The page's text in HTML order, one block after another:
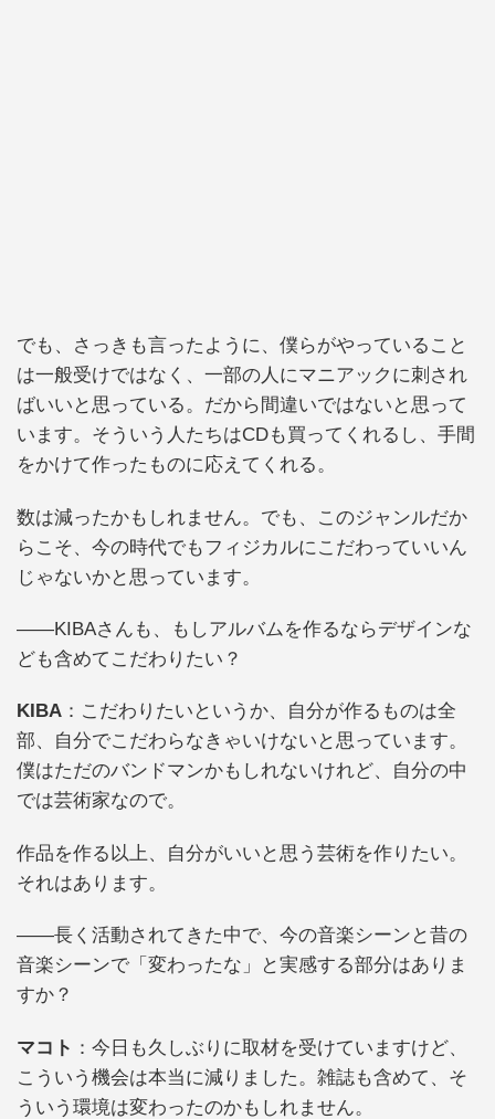
でも、さっきも言ったように、僕らがやっていること
は一般受けではなく、一部の人にマニアックに刺され
ばいいと思っている。だから間違いではないと思って
います。そういう人たちはCDも買ってくれるし、手間
をかけて作ったものに応えてくれる。
数は減ったかもしれません。でも、このジャンルだか
らこそ、今の時代でもフィジカルにこだわっていいん
じゃないかと思っています。
――KIBAさんも、もしアルバムを作るならデザインな
ども含めてこだわりたい？
KIBA ：こだわりたいというか、自分が作るものは全
部、自分でこだわらなきゃいけないと思っています。
僕はただのバンドマンかもしれないけれど、自分の中
では芸術家なので。
作品を作る以上、自分がいいと思う芸術を作りたい。
それはあります。
――長く活動されてきた中で、今の音楽シーンと昔の
音楽シーンで「変わったな」と実感する部分はありま
すか？
マコト ：今日も久しぶりに取材を受けていますけど、
こういう機会は本当に減りました。雑誌も含めて、そ
ういう環境は変わったのかもしれません。